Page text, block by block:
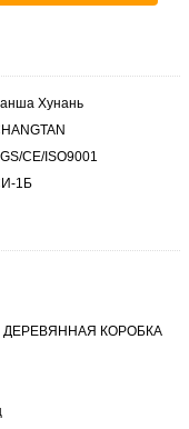
Хунань
CE/ISO9001
1Б
КОРОБКА